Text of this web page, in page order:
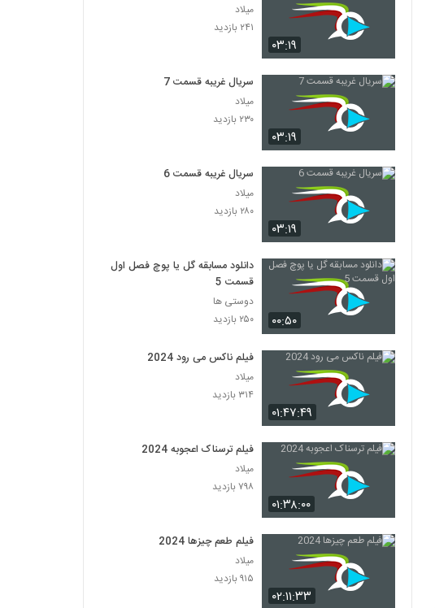
۰۳:۱۹
میلاد
۲۴۱ بازدید
۰۳:۱۹
سریال غریبه قسمت 7
میلاد
۲۳۰ بازدید
۰۳:۱۹
سریال غریبه قسمت 6
میلاد
۲۸۰ بازدید
۰۰:۵۰
دانلود مسابقه گل یا پوچ فصل اول
قسمت 5
دوستی ها
۲۵۰ بازدید
۰۱:۴۷:۴۹
فیلم ناکس می رود 2024
میلاد
۳۱۴ بازدید
۰۱:۳۸:۰۰
فیلم ترسناک اعجوبه 2024
میلاد
۷۹۸ بازدید
۰۲:۱۱:۳۳
فیلم طعم چیزها 2024
میلاد
۹۱۵ بازدید